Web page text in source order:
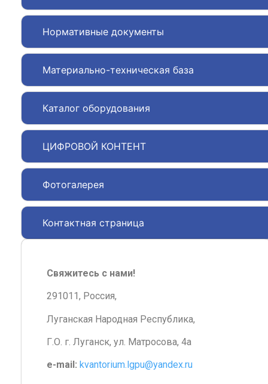
Нормативные документы
Материально-техническая база
Каталог оборудования
ЦИФРОВОЙ КОНТЕНТ
Фотогалерея
Контактная страница
Свяжитесь с нами!
291011, Россия,
Луганская Народная Республика,
Г.О. г. Луганск, ул. Матросова, 4а
e-mail: kvantorium.lgpu@yandex.ru